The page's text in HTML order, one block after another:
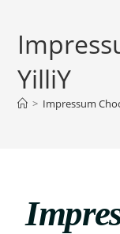
YilliY
> Impressum